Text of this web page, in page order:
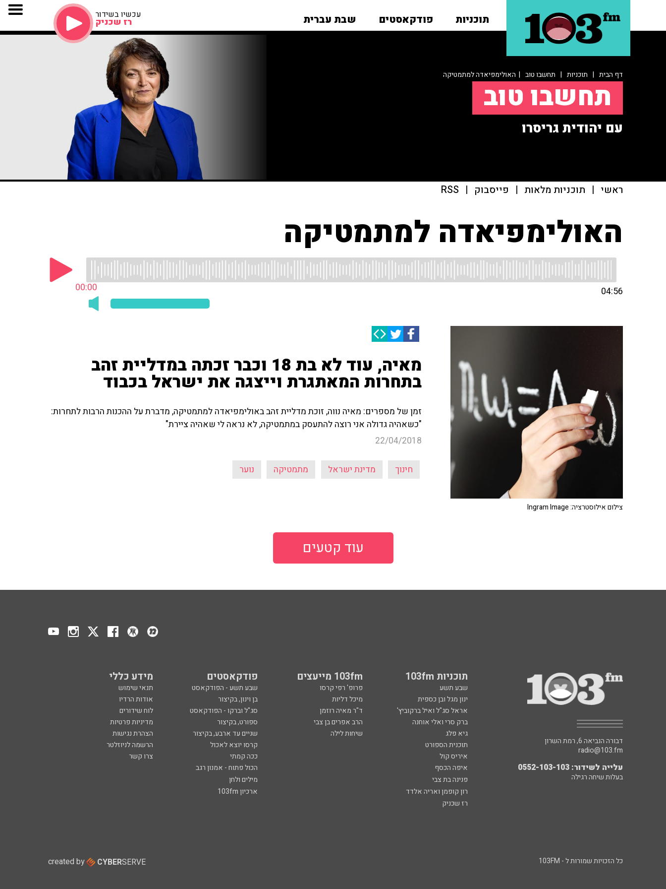
תוכניות פודקאסטים שבת עברית עכשיו בשידור
רז שכניק
דף הבית | תוכניות | תחשבו טוב | האולימפיאדה למתמטיקה
תחשבו טוב
עם יהודית גריסרו
ראשי | תוכניות מלאות | פייסבוק |
RSS
האולימפיאדה למתמטיקה
00:00 04:56
מאיה, עוד לא בת 18 וכבר זכתה במדליית זהב
בתחרות המאתגרת וייצגה את ישראל בכבוד
זמן של מספרים: מאיה נווה, זוכת מדליית זהב באולימפיאדה למתמטיקה, מדברת על ההכנות הרבות לתחרות:
"כשאהיה גדולה אני רוצה להתעסק במתמטיקה, לא נראה לי שאהיה ציירת"
22/04/2018
חינוך מדינת ישראל מתמטיקה נוער
צילום אילוסטרציה: Ingram Image
עוד קטעים
תוכניות 103fm 103fm מייעצים פודקאסטים מידע כללי
שבע תשע פרופ' רפי קרסו שבע תשע - הפודקאסט
תנאי שימוש
ינון מגל ובן כספית
מיכל דליות בן וינון, בקיצור
אודות הרדיו
אראל סג"ל ואיל ברקוביץ'
ד"ר מאיה רוזמן סג"ל וברקו - הפודקאסט
לוח שידורים
ברק סרי ואלי אוחנה
הרב אפרים בן צבי ספורט, בקיצור
מדיניות פרטיות
גיא פלג
שיחות לילה שניים עד ארבע, בקיצור
הצהרת נגישות
תוכנית הספורט
קרסו יוצא לאכול
הרשמה לניוזלטר
איריס קול
ככה קמתי
צרו קשר
איפה הכסף
הכול פתוח - אמנון רגב
פנינה בת צבי
מילים ולחן
רון קופמן ואריה אלדד
ארכיון 103fm
רז שכניק
דבורה הנביאה 6, רמת השרון
radio@103.fm
עלייה לשידור: 0552-103-103
בעלות שיחה רגילה
כל הזכויות שמורות ל - 103FM created by CYBERSERVE